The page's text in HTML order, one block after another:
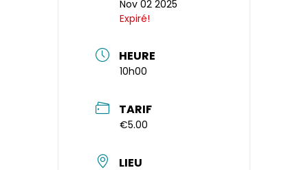
Nov 02 2025
Expiré!
HEURE
10h00
TARIF
€5.00
LIEU